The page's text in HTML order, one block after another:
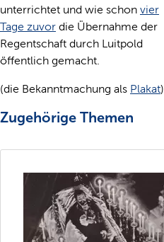
unterrichtet und wie schon vier
Tage zuvor die Übernahme der
Regentschaft durch Luitpold
öffentlich gemacht.
(die Bekanntmachung als Plakat)
Zugehörige Themen